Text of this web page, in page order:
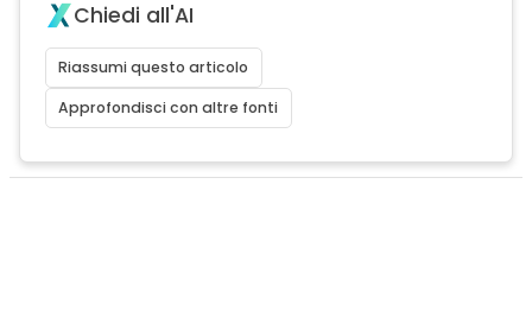
Chiedi all'AI
Riassumi questo articolo
Approfondisci con altre fonti